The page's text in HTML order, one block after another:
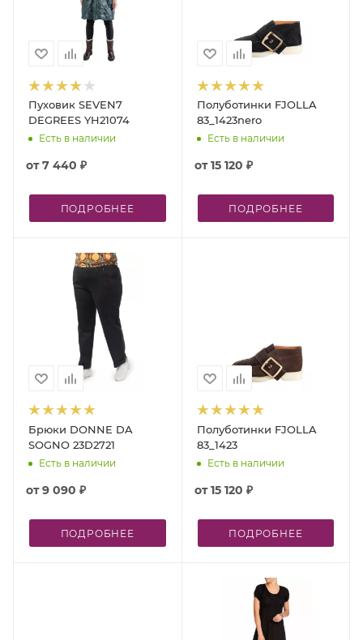
Пуховик SEVEN7
DEGREES YH21074
Есть в наличии
от7 440 ₽
ПОДРОБНЕЕ
Полуботинки FJOLLA
83_1423nero
Есть в наличии
от15 120 ₽
ПОДРОБНЕЕ
Брюки DONNE DA
SOGNO 23D2721
Есть в наличии
от9 090 ₽
ПОДРОБНЕЕ
Полуботинки FJOLLA
83_1423
Есть в наличии
от15 120 ₽
ПОДРОБНЕЕ